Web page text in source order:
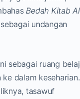
Bedah Kitab Al
undangan
sebagai ruang
dalam keseharian.
tasawuf